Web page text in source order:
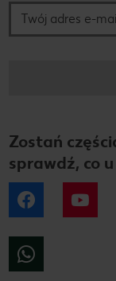
Zostań
sprawdź, co u
Facebook